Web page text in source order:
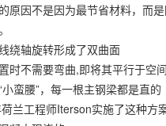
因不是因为最节省材料，而是
轴旋转形成了双曲面
不需要弯曲,即将其平行于空间
蛮腰”，每一根主钢梁都是直的
工程师Iterson实施了这种方